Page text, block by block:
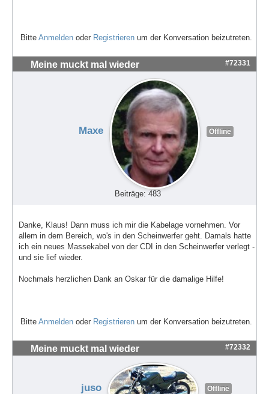
Bitte Anmelden oder Registrieren um der Konversation beizutreten.
Meine muckt mal wieder #72331
Maxe Offline
Beiträge: 483
Danke, Klaus! Dann muss ich mir die Kabelage vornehmen. Vor
allem in dem Bereich, wo's in den Scheinwerfer geht. Damals hatte
ich ein neues Massekabel von der CDI in den Scheinwerfer verlegt -
und sie lief wieder.
Nochmals herzlichen Dank an Oskar für die damalige Hilfe!
Bitte Anmelden oder Registrieren um der Konversation beizutreten.
Meine muckt mal wieder #72332
juso Offline